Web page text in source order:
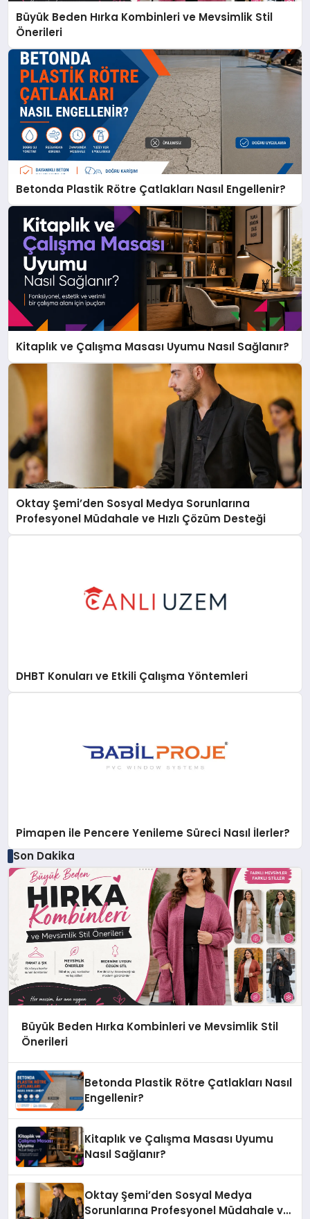
Büyük Beden Hırka Kombinleri ve Mevsimlik Stil
Önerileri
Betonda Plastik Rötre Çatlakları Nasıl Engellenir?
Kitaplık ve Çalışma Masası Uyumu Nasıl Sağlanır?
Oktay Şemi’den Sosyal Medya Sorunlarına
Profesyonel Müdahale ve Hızlı Çözüm Desteği
DHBT Konuları ve Etkili Çalışma Yöntemleri
Pimapen ile Pencere Yenileme Süreci Nasıl İlerler?
Son Dakika
Büyük Beden Hırka Kombinleri ve Mevsimlik Stil
Önerileri
Betonda Plastik Rötre Çatlakları Nasıl
Engellenir?
Kitaplık ve Çalışma Masası Uyumu
Nasıl Sağlanır?
Oktay Şemi’den Sosyal Medya
Sorunlarına Profesyonel Müdahale ve